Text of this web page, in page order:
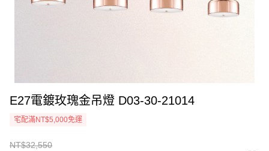
E27電鍍玫瑰金吊燈 D03-30-21014
宅配滿NT$5,000免運
NT$32,550